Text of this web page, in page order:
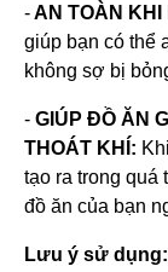
-AN TOÀN KHI
giúp bạn có thể
không sợ bị
- GIÚP ĐỒ ĂN
THOÁT KHÍ:
tạo ra trong quá
đồ ăn của bạn
Lưu ý sử dụng: